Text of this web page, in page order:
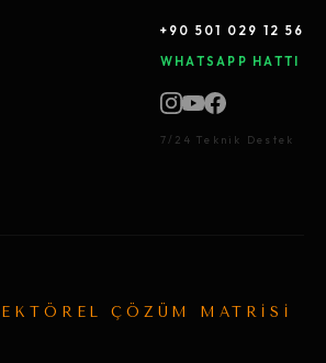
+90 501 029 12 56
WHATSAPP HATTI
7/24 Teknik Destek
ÇÖZÜM MATRİSİ